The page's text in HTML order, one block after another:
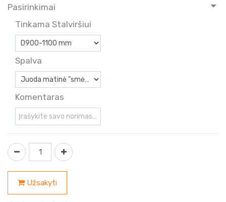
Pasirinkimai
Tinkama Stalviršiui
Spalva
Komentaras
Užsakyti